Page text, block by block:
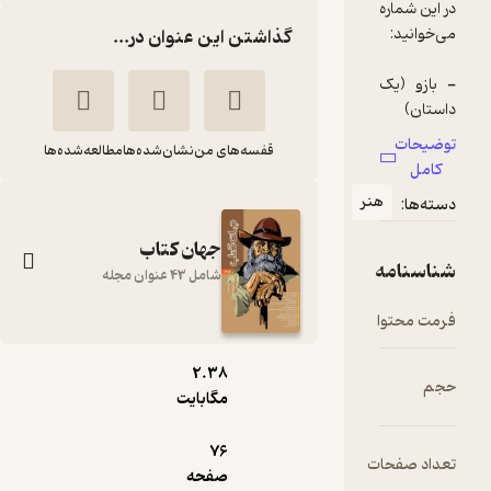
گذاشتن این عنوان در...
قفسه‌های من نشان‌شده‌هامطالعه‌شده‌ها
جهان کتاب
شامل 43 عنوان مجله
ماهنامه جهان کتاب
نشریه جهان کتاب